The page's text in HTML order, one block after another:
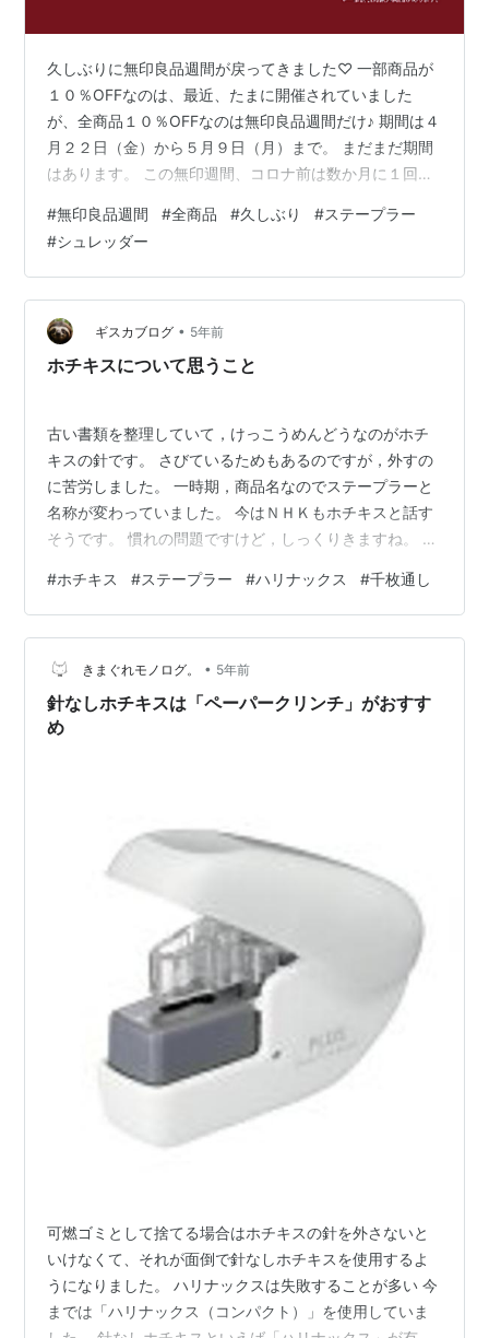
久しぶりに無印良品週間が戻ってきました♡ 一部商品が
１０％OFFなのは、最近、たまに開催されていました
が、全商品１０％OFFなのは無印良品週間だけ♪ 期間は４
月２２日（金）から５月９日（月）まで。 まだまだ期間
はあります。 この無印週間、コロナ前は数か月に１回は
す。 ということで さっそく消耗品を中心に購入してきま
した♪ 卓上ティッシュやソックスに加え、前々から試して
みたいと思っていた オーツ麦のリゾットや 素材を生かし
たカレー４種類を購入♪ 家族で食べてみて、みんなが好き
な最大公約数の味を、１０％オフの期間中にリピ買いし
ようと思ってます♪ 久し…
#無印良品週間 #全商品 #久しぶり #ステープラー
#シュレッダー
ギスカブログ • 5年前
ホチキスについて思うこと
古い書類を整理していて，けっこうめんどうなのがホチ
キスの針です。 さびているためもあるのですが，外すの
に苦労しました。 一時期，商品名なのでステープラーと
名称が変わっていました。 今はＮＨＫもホチキスと話す
そうです。 慣れの問題ですけど，しっくりきますね。 子
針について話します。 １ 針を外す ２ 針を使わないホチ
キス ３ クリップはあふれる １ 針を外す 文書の整理です
から，ホチキスの針を外します。 これが大変。 留める時
は一瞬なんですが。 外す道具もあるそう何ですが，私が
使っているのはこれです。 千枚通しですね。 ちなみに下
は何の道具が分…
#ホチキス #ステープラー #ハリナックス #千枚通し
きまぐれモノログ。 • 5年前
針なしホチキスは「ペーパークリンチ」がおすす
め
可燃ゴミとして捨てる場合はホチキスの針を外さないと
いけなくて、それが面倒で針なしホチキスを使用するよ
うになりました。 ハリナックスは失敗することが多い 今
までは「ハリナックス（コンパクト）」を使用していま